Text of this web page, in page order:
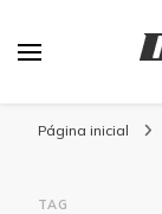
Página inicial
TAG